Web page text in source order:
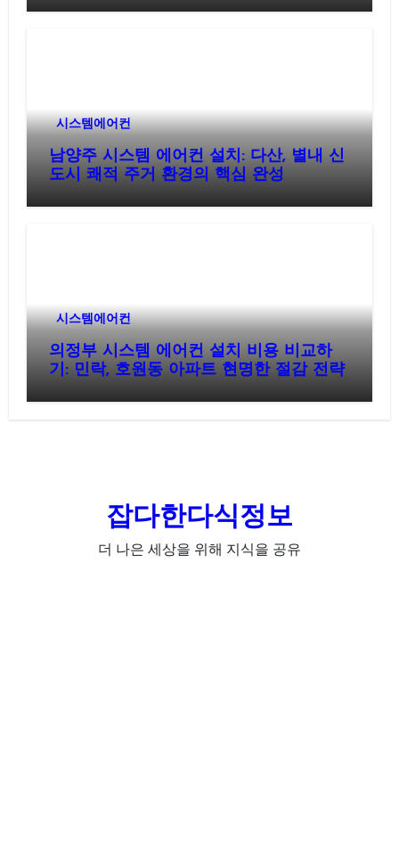
시스템에어컨
남양주 시스템 에어컨 설치: 다산, 별내 신
도시 쾌적 주거 환경의 핵심 완성
시스템에어컨
의정부 시스템 에어컨 설치 비용 비교하
기: 민락, 호원동 아파트 현명한 절감 전략
잡다한다식정보
더 나은 세상을 위해 지식을 공유